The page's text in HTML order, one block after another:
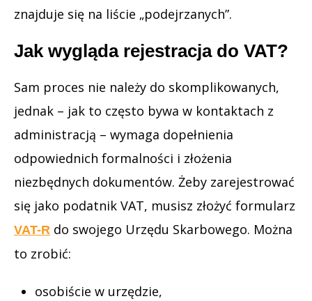
znajduje się na liście „podejrzanych”.
Jak wygląda rejestracja do VAT?
Sam proces nie należy do skomplikowanych,
jednak – jak to często bywa w kontaktach z
administracją – wymaga dopełnienia
odpowiednich formalności i złożenia
niezbędnych dokumentów. Żeby zarejestrować
się jako podatnik VAT, musisz złożyć formularz
VAT-R do swojego Urzędu Skarbowego. Można
to zrobić:
osobiście w urzędzie,